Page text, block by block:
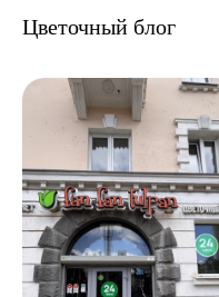
Цветочный блог